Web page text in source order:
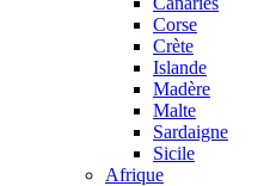
Corse
Crète
Islande
Madère
Malte
Sardaigne
Sicile
Afrique